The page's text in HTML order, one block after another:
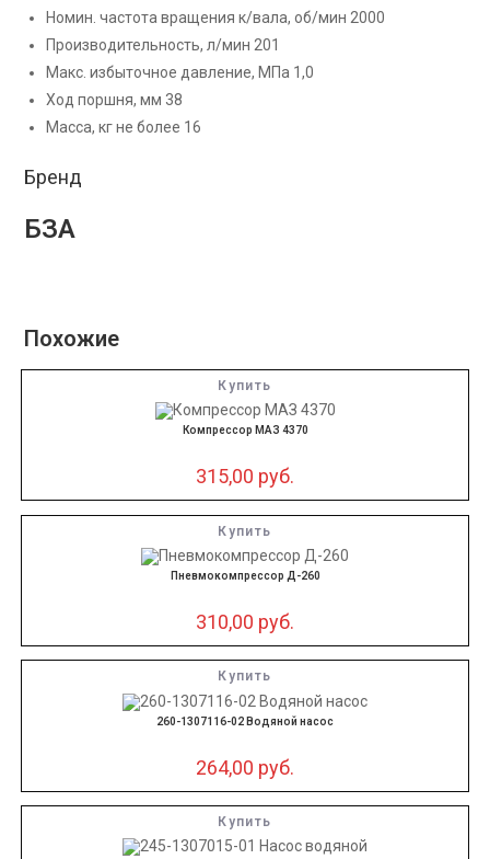
Номин. частота вращения к/вала, об/мин 2000
Производительность, л/мин 201
Макс. избыточное давление, МПа 1,0
Ход поршня, мм 38
Масса, кг не более 16
Бренд
БЗА
Похожие
Купить
Компрессор МАЗ 4370
315,00 руб.
Купить
Пневмокомпрессор Д-260
310,00 руб.
Купить
260-1307116-02 Водяной насос
264,00 руб.
Купить